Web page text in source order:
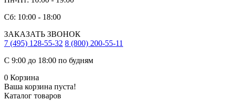
Сб: 10:00 - 18:00
ЗАКАЗАТЬ ЗВОНОК
7 (495) 128-55-32 8 (800) 200-55-11
С 9:00 до 18:00 по будням
0 Корзина
Ваша корзина пуста!
Каталог товаров